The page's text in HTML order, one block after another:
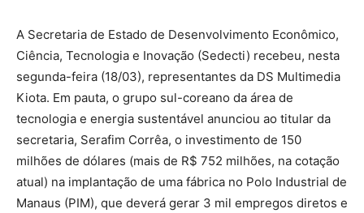
A Secretaria de Estado de Desenvolvimento Econômico,
Ciência, Tecnologia e Inovação (Sedecti) recebeu, nesta
segunda-feira (18/03), representantes da DS Multimedia
Kiota. Em pauta, o grupo sul-coreano da área de
tecnologia e energia sustentável anunciou ao titular da
secretaria, Serafim Corrêa, o investimento de 150
milhões de dólares (mais de R$ 752 milhões, na cotação
atual) na implantação de uma fábrica no Polo Industrial de
Manaus (PIM), que deverá gerar 3 mil empregos diretos e